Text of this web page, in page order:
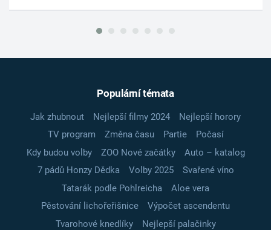
Populární témata
Jak zhubnout Nejlepší filmy 2024
Nejlepší horory
TV program
Změna času Partie
Počasí
Kdy budou volby
ZOO Nové začátky
Auto – katalog
7 pádů Honzy Dědka
Volby 2025
Svařené víno
Tatarák podle Pohlreicha
Aloe vera
Pěstování lichořeřišnice
Výpočet ascendentu
Tvarohové knedlíky
Nejlepší palačinky